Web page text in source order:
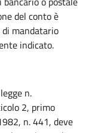
del conto è
mandatario
indicato.
n.
2, primo
n. 441, deve